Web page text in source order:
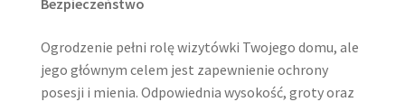
Bezpieczeństwo
Ogrodzenie pełni rolę wizytówki Twojego domu, ale
jego głównym celem jest zapewnienie ochrony
posesji i mienia. Odpowiednia wysokość, groty oraz